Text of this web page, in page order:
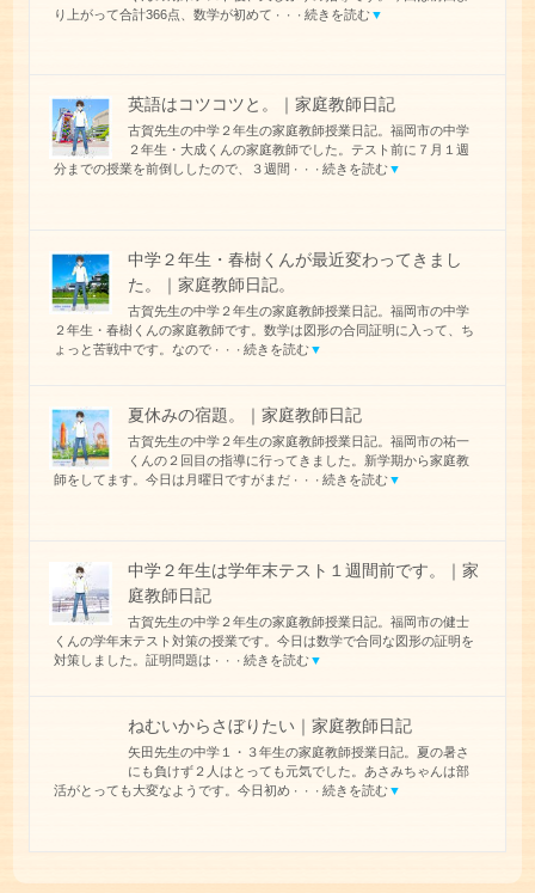
り上がって合計366点、数学が初めて ・・・ 続きを読む▼
英語はコツコツと。｜家庭教師日記
古賀先生の中学２年生の家庭教師授業日記。福岡市の中学
２年生・大成くんの家庭教師でした。テスト前に７月１週
分までの授業を前倒ししたので、３週間 ・・・ 続きを読む▼
中学２年生・春樹くんが最近変わってきまし
た。｜家庭教師日記。
古賀先生の中学２年生の家庭教師授業日記。福岡市の中学
２年生・春樹くんの家庭教師です。数学は図形の合同証明に入って、ち
ょっと苦戦中です。なので ・・・ 続きを読む▼
夏休みの宿題。｜家庭教師日記
古賀先生の中学２年生の家庭教師授業日記。福岡市の祐一
くんの２回目の指導に行ってきました。新学期から家庭教
師をしてます。今日は月曜日ですがまだ ・・・ 続きを読む▼
中学２年生は学年末テスト１週間前です。｜家
庭教師日記
古賀先生の中学２年生の家庭教師授業日記。福岡市の健士
くんの学年末テスト対策の授業です。今日は数学で合同な図形の証明を
対策しました。証明問題は ・・・ 続きを読む▼
ねむいからさぼりたい｜家庭教師日記
矢田先生の中学１・３年生の家庭教師授業日記。夏の暑さ
にも負けず２人はとっても元気でした。あさみちゃんは部
活がとっても大変なようです。今日初め ・・・ 続きを読む▼